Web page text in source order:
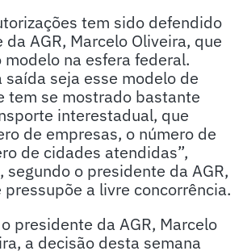
tem sido defendido
AGR, Marcelo Oliveira, que
na esfera federal.
saída seja esse modelo de
tem se mostrado bastante
interestadual, que
de empresas, o número de
de cidades atendidas”,
segundo o presidente da AGR,
a livre concorrência.
presidente da AGR, Marcelo
a decisão desta semana